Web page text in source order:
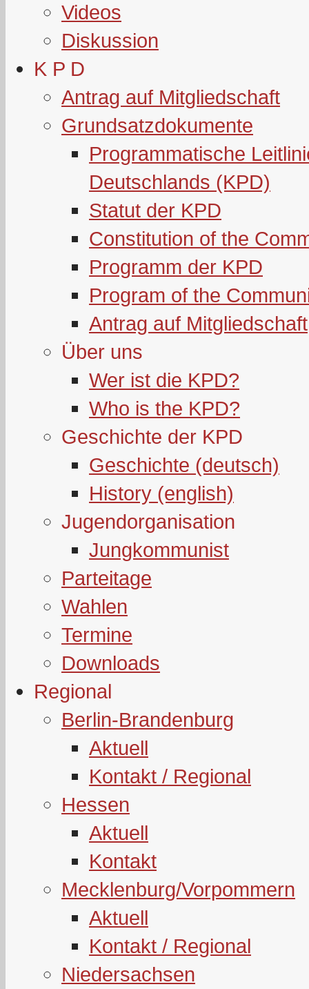
Videos
Diskussion
K P D
Antrag auf Mitgliedschaft
Grundsatzdokumente
Programmatische
Deutschlands (KPD)
Statut der KPD
Constitution of the
Programm der KPD
Program of the
Antrag auf Mitgliedschaft
Über uns
Wer ist die KPD?
Who is the KPD?
Geschichte der KPD
Geschichte (deutsch)
History (english)
Jugendorganisation
Jungkommunist
Parteitage
Wahlen
Termine
Downloads
Regional
Berlin-Brandenburg
Aktuell
Kontakt / Regional
Hessen
Aktuell
Kontakt
Mecklenburg/Vorpommern
Aktuell
Kontakt / Regional
Niedersachsen